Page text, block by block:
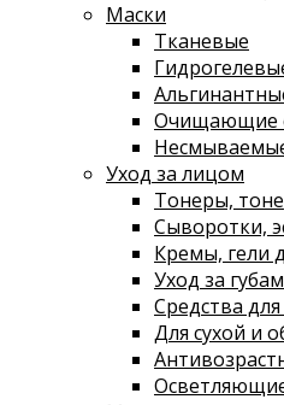
Маски
Тканевые
Очищающие
Уход за лицом
Тонеры,
Сыворотки,
Кремы, гели
Уход за
Средства
Для сухой и